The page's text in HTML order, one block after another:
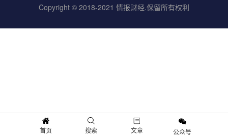
Copyright © 2018-2021 情报财经.保留所有权利
首页 搜索 文章 公众号